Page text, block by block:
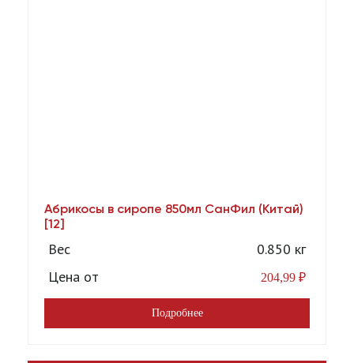
Абрикосы в сиропе 850мл СанФил (Китай)
[12]
Вес
0.850 кг
Цена от
204,99 ₽
Подробнее